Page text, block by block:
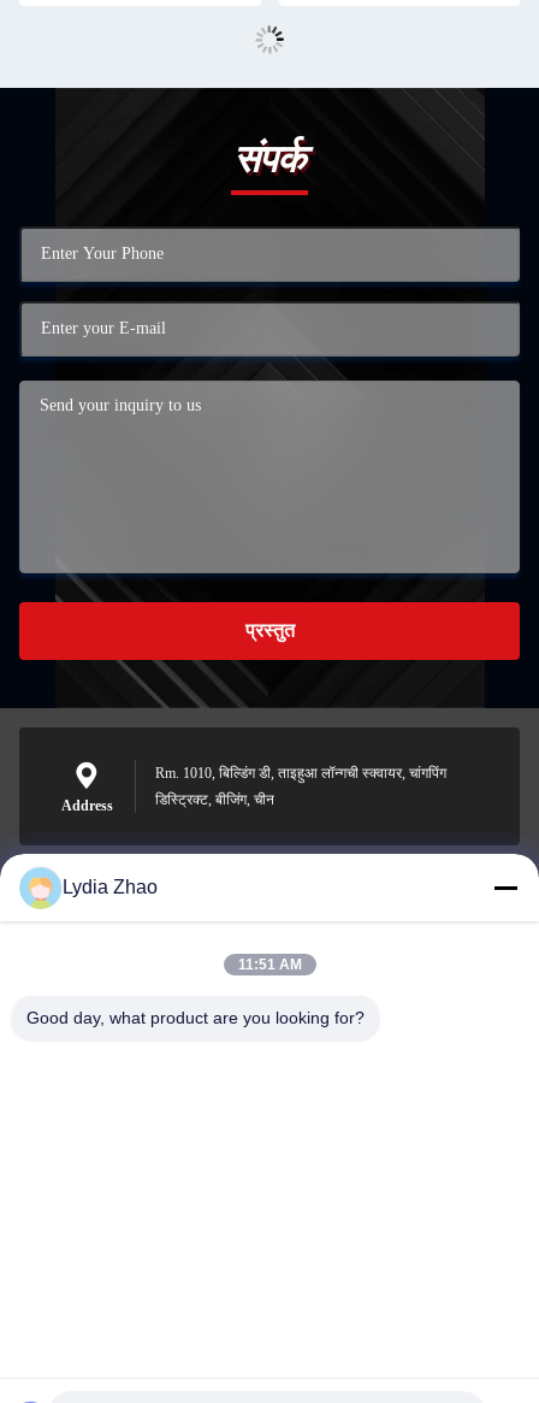
संपर्क
प्रस्तुत
Address
Rm. 1010, बिल्डिंग डी, ताइहुआ लॉन्गची स्क्वायर, चांगपिंग
डिस्ट्रिक्ट, बीजिंग, चीन
jesingd@vip.sina.com
Lydia Zhao
11:51 AM
Good day, what product are you looking for?